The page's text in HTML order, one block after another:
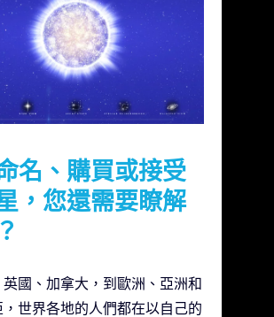
名、購買或接受
，您還需要瞭解
國、加拿大，到歐洲、亞洲和
世界各地的人們都在以自己的